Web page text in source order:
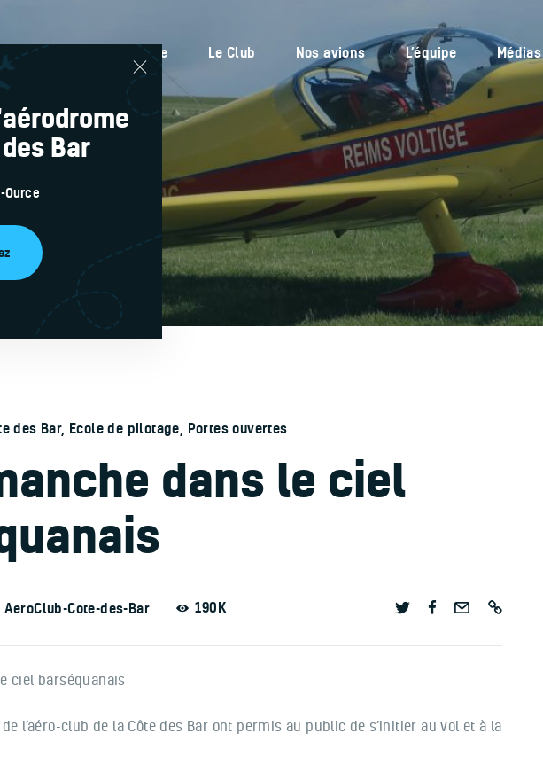
Réservations en ligne Le Club Nos avions L’équipe Médias
Le Club
Nos avions
L’équipe
Médias
Service plus
Actu’
Contacts
des Bar, Ecole de pilotage, Portes ouvertes
dans le ciel
AeroClub-Cote-des-Bar 190K
ciel barséquanais
l’aéro-club de la Côte des Bar ont permis au public de s’initier au vol et à la
Bar
Ource